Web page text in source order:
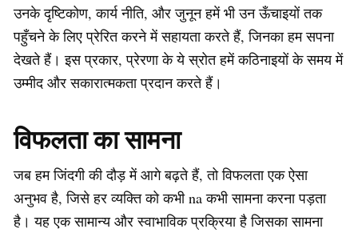
उनके दृष्टिकोण, कार्य नीति, और जुनून हमें भी उन ऊँचाइयों तक
पहुँचने के लिए प्रेरित करने में सहायता करते हैं, जिनका हम सपना
देखते हैं। इस प्रकार, प्रेरणा के ये स्रोत हमें कठिनाइयों के समय में
उम्मीद और सकारात्मकता प्रदान करते हैं।
विफलता का सामना
जब हम जिंदगी की दौड़ में आगे बढ़ते हैं, तो विफलता एक ऐसा
अनुभव है, जिसे हर व्यक्ति को कभी na कभी सामना करना पड़ता
है। यह एक सामान्य और स्वाभाविक प्रक्रिया है जिसका सामना